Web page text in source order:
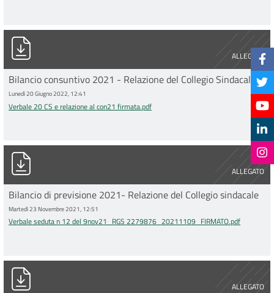
ALLEGATO
Verbale 20 CS e relazione al con21 firmata.pdf
Bilancio consuntivo 2021 - Relazione del Collegio Sindacale
Lunedì 20 Giugno 2022, 12:41
Verbale 20 CS e relazione al con21 firmata.pdf
ALLEGATO
Verbale seduta n 12 del 9nov21_RGS
Bilancio di previsione 2021- Relazione del Collegio sindacale
Martedì 23 Novembre 2021, 12:51
Verbale seduta n 12 del 9nov21_RGS 2279876_20211109_FIRMATO.pdf
ALLEGATO